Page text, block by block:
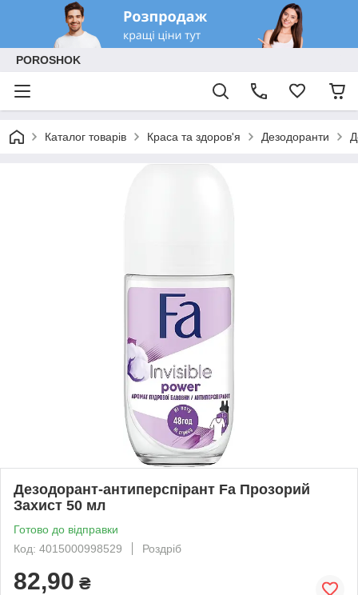
POROSHOK
Каталог товарів Краса та здоров'я Дезодоранти
Дезодорант-антиперспірант Fa Прозорий
Захист 50 мл
Готово до відправки
Код: 4015000998529
Роздріб
82,90 ₴